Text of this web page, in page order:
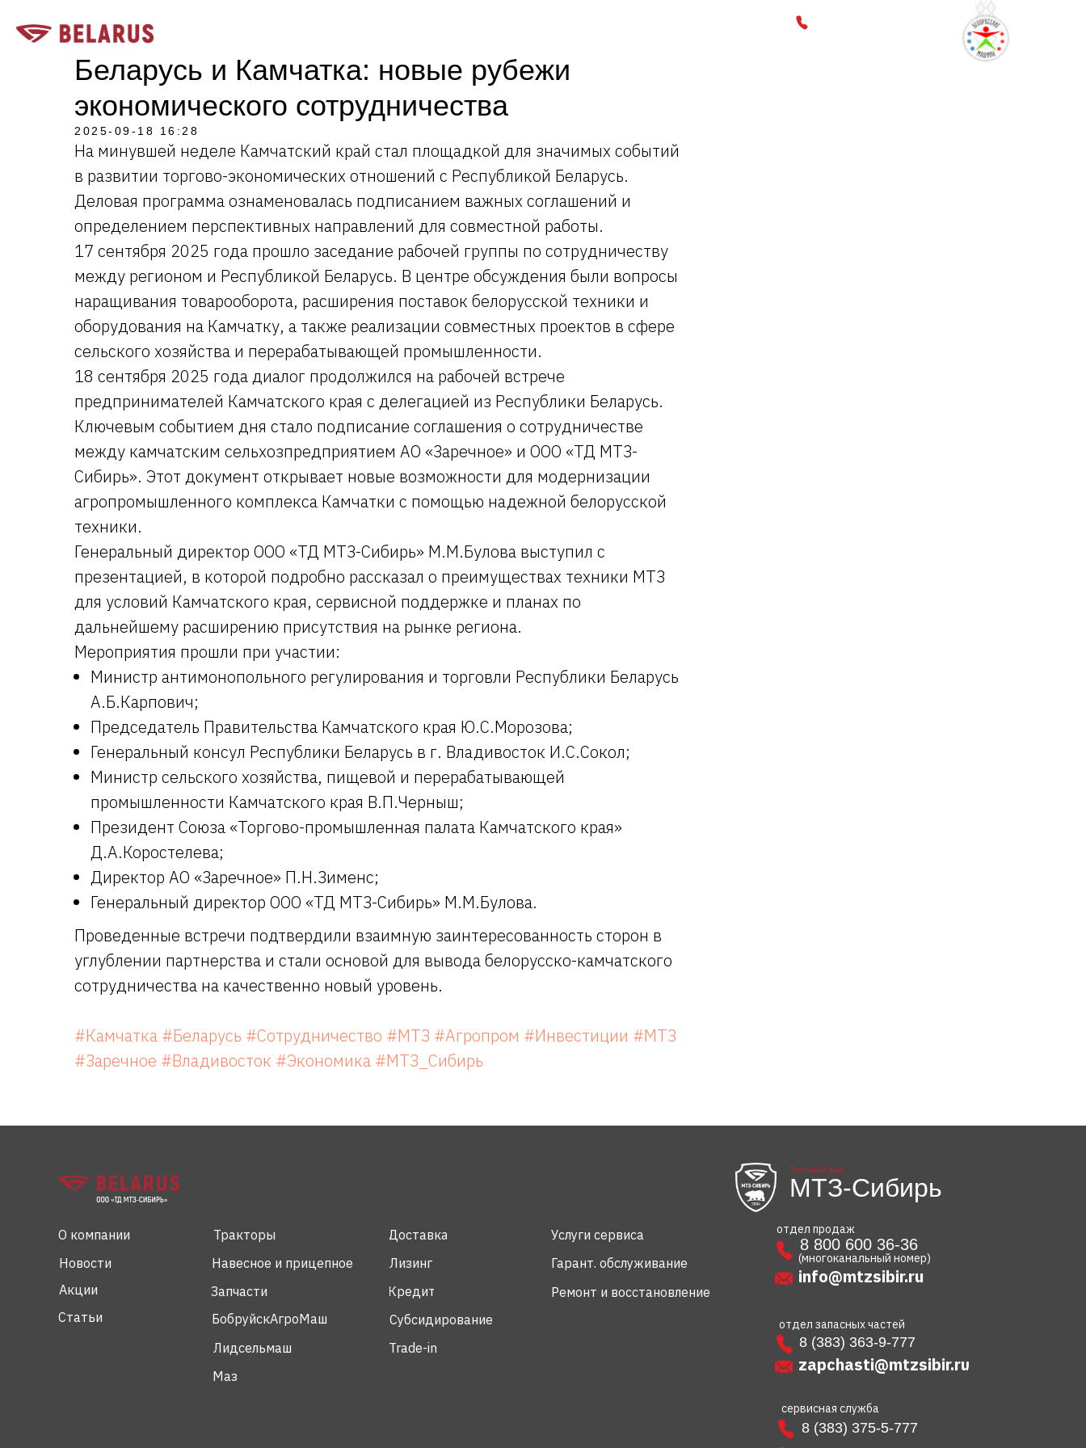
Беларусь и Камчатка: новые рубежи
экономического сотрудничества
2025-09-18 16:28
На минувшей неделе Камчатский край стал площадкой для значимых событий
в развитии торгово-экономических отношений с Республикой Беларусь.
Деловая программа ознаменовалась подписанием важных соглашений и
определением перспективных направлений для совместной работы.
17 сентября 2025 года прошло заседание рабочей группы по сотрудничеству
между регионом и Республикой Беларусь. В центре обсуждения были вопросы
наращивания товарооборота, расширения поставок белорусской техники и
оборудования на Камчатку, а также реализации совместных проектов в сфере
сельского хозяйства и перерабатывающей промышленности.
18 сентября 2025 года диалог продолжился на рабочей встрече
предпринимателей Камчатского края с делегацией из Республики Беларусь.
Ключевым событием дня стало подписание соглашения о сотрудничестве
между камчатским сельхозпредприятием АО «Заречное» и ООО «ТД МТЗ-
Сибирь». Этот документ открывает новые возможности для модернизации
агропромышленного комплекса Камчатки с помощью надежной белорусской
техники.
Генеральный директор ООО «ТД МТЗ-Сибирь» М.М.Булова выступил с
презентацией, в которой подробно рассказал о преимуществах техники МТЗ
для условий Камчатского края, сервисной поддержке и планах по
дальнейшему расширению присутствия на рынке региона.
Мероприятия прошли при участии:
Министр антимонопольного регулирования и торговли Республики Беларусь
А.Б.Карпович;
Председатель Правительства Камчатского края Ю.С.Морозова;
Генеральный консул Республики Беларусь в г. Владивосток И.С.Сокол;
Министр сельского хозяйства, пищевой и перерабатывающей
промышленности Камчатского края В.П.Черныш;
Президент Союза «Торгово-промышленная палата Камчатского края»
Д.А.Коростелева;
Директор АО «Заречное» П.Н.Зименс;
Генеральный директор ООО «ТД МТЗ-Сибирь» М.М.Булова.
Проведенные встречи подтвердили взаимную заинтересованность сторон в
углублении партнерства и стали основой для вывода белорусско-камчатского
сотрудничества на качественно новый уровень.
#Камчатка #Беларусь #Сотрудничество #МТЗ #Агропром #Инвестиции #МТЗ
#Заречное #Владивосток #Экономика #МТЗ_Сибирь
Торговый дом
МТЗ-Сибирь
Акции
Статьи
Новости
Trade-in
Субсидирование
Кредит
Лизинг
Ремонт и восстановление
Гарант. обслуживание
Услуги сервиса
Доставка
Маз
Лидсельмаш
БобруйскАгроМаш
Запчасти
Навесное и прицепное
Тракторы
О компании
zapchasti@mtzsibir.ru
отдел запасных частей
сервисная служба
info@mtzsibir.ru
8 (383) 375-5-777
отдел продаж
(многоканальный номер)
8 800 600 36-36
8 (383) 363-9-777